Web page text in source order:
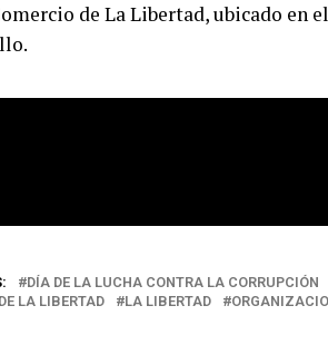
de La Libertad, ubicado en
DÍA DE LA LUCHA CONTRA LA CORRUPCIÓN
LA LIBERTAD
LA LIBERTAD